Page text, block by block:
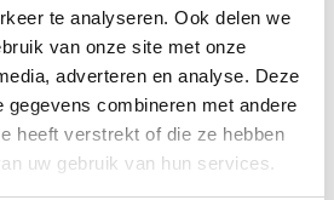
te analyseren. Ook delen we
van onze site met onze
adverteren en analyse. Deze
gegevens combineren met andere
heeft verstrekt of die ze hebben
uw gebruik van hun services.
elvz. stelschroef kratereind
M06x40
stuks)